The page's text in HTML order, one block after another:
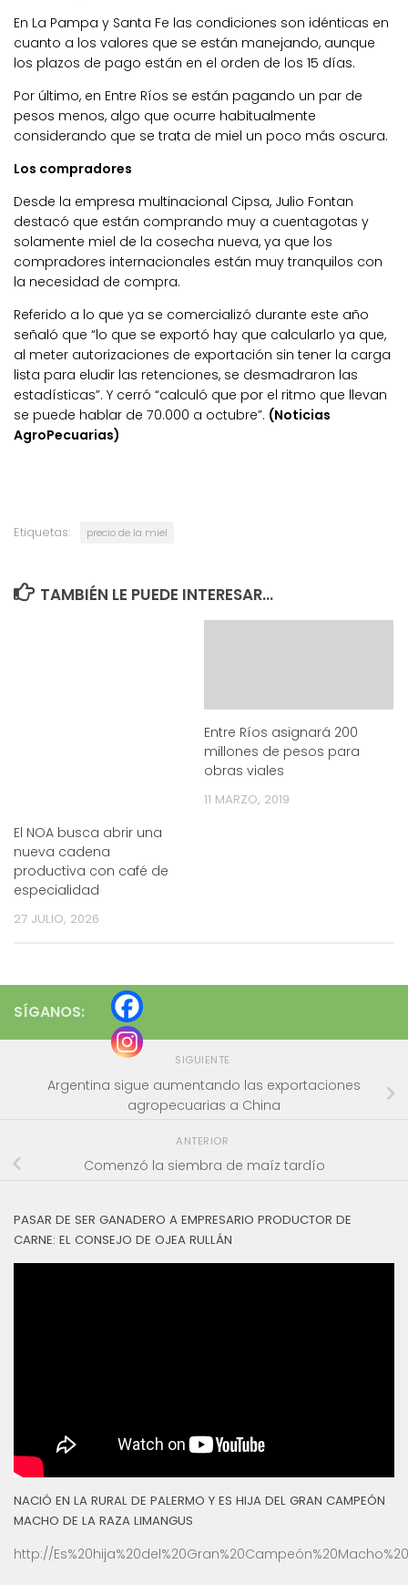
En La Pampa y Santa Fe las condiciones son idénticas en
cuanto a los valores que se están manejando, aunque
los plazos de pago están en el orden de los 15 días.
Por último, en Entre Ríos se están pagando un par de
pesos menos, algo que ocurre habitualmente
considerando que se trata de miel un poco más oscura.
Los compradores
Desde la empresa multinacional Cipsa, Julio Fontan
destacó que están comprando muy a cuentagotas y
solamente miel de la cosecha nueva, ya que los
compradores internacionales están muy tranquilos con
la necesidad de compra.
Referido a lo que ya se comercializó durante este año
señaló que “lo que se exportó hay que calcularlo ya que,
al meter autorizaciones de exportación sin tener la carga
lista para eludir las retenciones, se desmadraron las
estadísticas”. Y cerró “calculó que por el ritmo que llevan
se puede hablar de 70.000 a octubre”. (Noticias
AgroPecuarias)
Etiquetas: precio de la miel
TAMBIÉN LE PUEDE INTERESAR...
El NOA busca abrir una
nueva cadena
productiva con café de
especialidad
27 JULIO, 2026
Entre Ríos asignará 200
millones de pesos para
obras viales
11 MARZO, 2019
SÍGANOS:
SIGUIENTE
Argentina sigue aumentando las exportaciones
agropecuarias a China
ANTERIOR
Comenzó la siembra de maíz tardío
PASAR DE SER GANADERO A EMPRESARIO PRODUCTOR DE
CARNE: EL CONSEJO DE OJEA RULLÁN
NACIÓ EN LA RURAL DE PALERMO Y ES HIJA DEL GRAN CAMPEÓN
MACHO DE LA RAZA LIMANGUS
http://